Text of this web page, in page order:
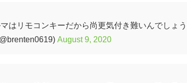
はリモコンキーだから尚更気付き難いんでしょ
August 9, 2020